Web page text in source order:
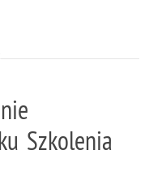
Szkolenia